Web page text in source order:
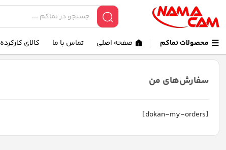
محصولات نماکم صفحه اصلی تماس با ما کالای کارکرده
سفارش‌های من
[dokan-my-orders]